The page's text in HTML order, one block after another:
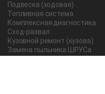
Подвеска (ходовая)
Топливная система
Комплексная диагностика
Сход-развал
Кузовной ремонт (кузова)
Замена пыльника ШРУСа